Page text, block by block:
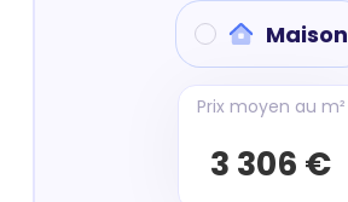
Maison
Prix moyen au m²
3 306 €